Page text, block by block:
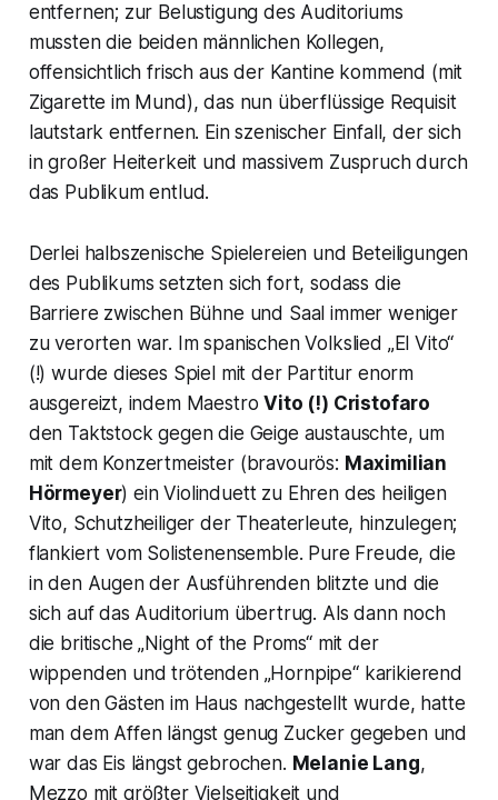
entfernen; zur Belustigung des Auditoriums
mussten die beiden männlichen Kollegen,
offensichtlich frisch aus der Kantine kommend (mit
Zigarette im Mund), das nun überflüssige Requisit
lautstark entfernen. Ein szenischer Einfall, der sich
in großer Heiterkeit und massivem Zuspruch durch
das Publikum entlud.
Derlei halbszenische Spielereien und Beteiligungen
des Publikums setzten sich fort, sodass die
Barriere zwischen Bühne und Saal immer weniger
zu verorten war. Im spanischen Volkslied „El Vito“
(!) wurde dieses Spiel mit der Partitur enorm
ausgereizt, indem MaestroVito (!) Cristofaro
den Taktstock gegen die Geige austauschte, um
mit dem Konzertmeister (bravourös: Maximilian
Hörmeyer) ein Violinduett zu Ehren des heiligen
Vito, Schutzheiliger der Theaterleute, hinzulegen;
flankiert vom Solistenensemble. Pure Freude, die
in den Augen der Ausführenden blitzte und die
sich auf das Auditorium übertrug. Als dann noch
die britische„Night of the Proms“mit der
wippenden und trötenden „Hornpipe“karikierend
von den Gästen im Haus nachgestellt wurde, hatte
man dem Affen längst genug Zucker gegeben und
war das Eis längst gebrochen. Melanie Lang,
Mezzo mit größter Vielseitigkeit und